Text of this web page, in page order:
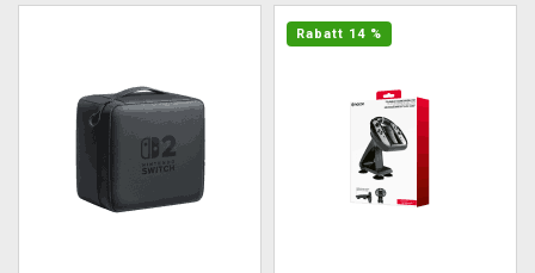
Rabatt 14 %